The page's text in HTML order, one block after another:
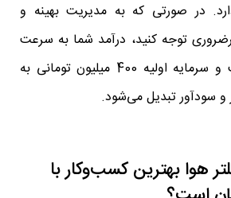
در صورتی که به مدیریت بهینه و
توجه کنید، درآمد شما به سرعت
افزایش خواهد یافت و سرمایه اولیه 400 میلیون تومانی به
و سودآور تبدیل می‌شود.
هوا بهترین کسب‌وکار با